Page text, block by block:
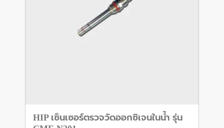
HIP เซ็นเซอร์ตรวจวัดออกซิเจนในน้ำ รุ่น